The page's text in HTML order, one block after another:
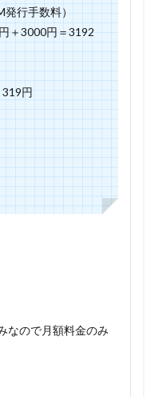
発行手数料）
＋3000円＝3192
円
なので月額料金のみ